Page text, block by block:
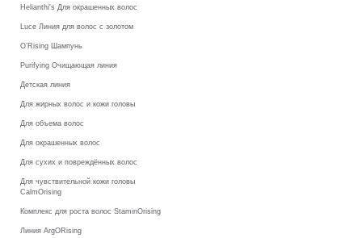
Helianthi's Для окрашенных волос
Luce Линия для волос с золотом
O’Rising Шампунь
Purifying Очищающая линия
Детская линия
Для жирных волос и кожи головы
Для объема волос
Для окрашенных волос
Для сухих и повреждённых волос
Для чувствительной кожи головы
CalmOrising
Комплекс для роста волос StaminOrising
Линия ArgORising